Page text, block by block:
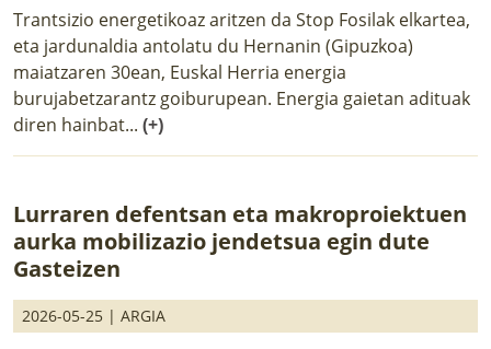
Trantsizio energetikoaz aritzen da Stop Fosilak elkartea,
eta jardunaldia antolatu du Hernanin (Gipuzkoa)
maiatzaren 30ean, Euskal Herria energia
burujabetzarantz goiburupean. Energia gaietan adituak
diren hainbat... (+)
Lurraren defentsan eta makroproiektuen
aurka mobilizazio jendetsua egin dute
Gasteizen
2026-05-25 | ARGIA